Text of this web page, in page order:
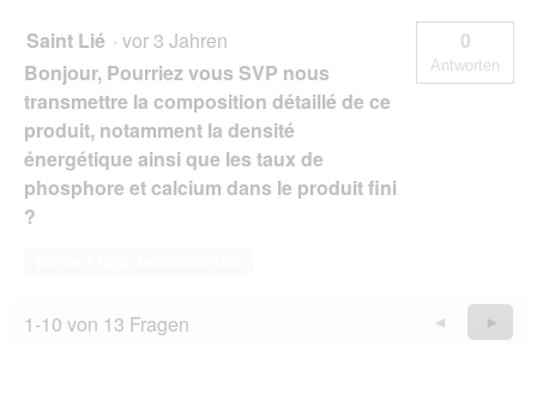
Saint Lié · vor 3 Jahren
Bonjour, Pourriez vous SVP nous
transmettre la composition détaillé de ce
produit, notamment la densité
énergétique ainsi que les taux de
phosphore et calcium dans le produit fini
?
0
Antworten
1-10 von 13 Fragen
Zurück
Questions
◄
Weiter
►